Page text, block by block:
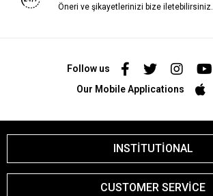
Öneri ve şikayetlerinizi bize iletebilirsiniz.
Follow us
Our Mobile Applications
INSTİTUTİONAL
CUSTOMER SERVİCE